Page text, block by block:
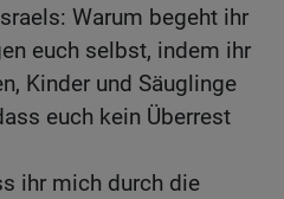
Warum begeht ihr
euch selbst, indem ihr
Kinder und Säuglinge
euch kein Überrest
ihr mich durch die